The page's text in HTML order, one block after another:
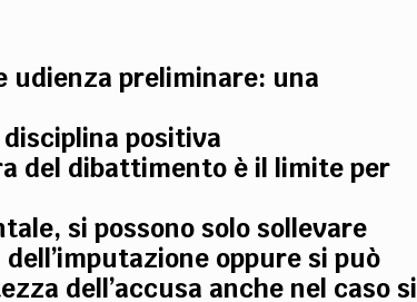
udienza preliminare: una
positiva
del dibattimento è il limite per
si possono solo sollevare
oppure si può
dell’accusa anche nel caso si